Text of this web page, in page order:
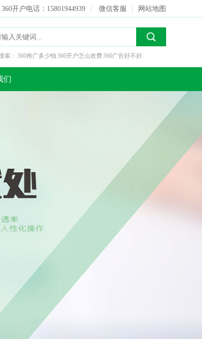
360开户电话：15801944939 微信客服 网站地图
索： 360推广多少钱360开户怎么收费360广告好不好
们